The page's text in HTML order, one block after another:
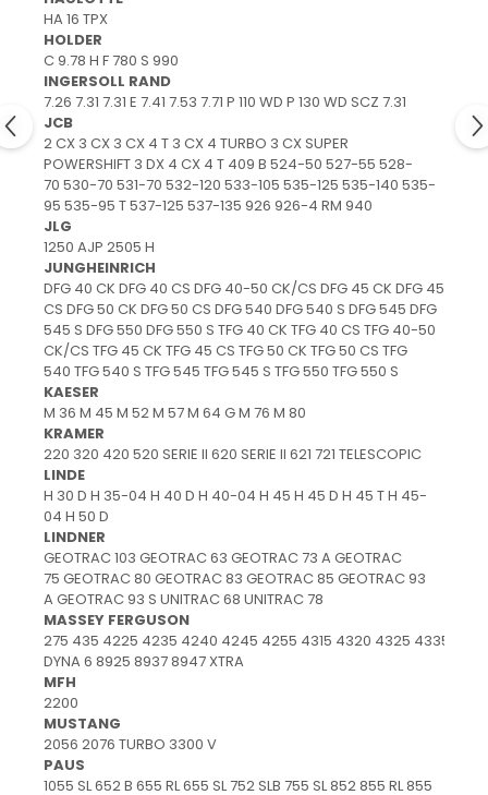
HA 16 TPX
HOLDER
C 9.78 H F 780 S 990
INGERSOLL RAND
7.26 7.31 7.31 E 7.41 7.53 7.71 P 110 WD P 130 WD SCZ 7.31
JCB
2 CX 3 CX 3 CX 4 T 3 CX 4 TURBO 3 CX SUPER
POWERSHIFT 3 DX 4 CX 4 T 409 B 524-50 527-55 528-
70 530-70 531-70 532-120 533-105 535-125 535-140 535-
95 535-95 T 537-125 537-135 926 926-4 RM 940
JLG
1250 AJP 2505 H
JUNGHEINRICH
DFG 40 CK DFG 40 CS DFG 40-50 CK/CS DFG 45 CK DFG 45
CS DFG 50 CK DFG 50 CS DFG 540 DFG 540 S DFG 545 DFG
545 S DFG 550 DFG 550 S TFG 40 CK TFG 40 CS TFG 40-50
CK/CS TFG 45 CK TFG 45 CS TFG 50 CK TFG 50 CS TFG
540 TFG 540 S TFG 545 TFG 545 S TFG 550 TFG 550 S
KAESER
M 36 M 45 M 52 M 57 M 64 G M 76 M 80
KRAMER
220 320 420 520 SERIE II 620 SERIE II 621 721 TELESCOPIC
LINDE
H 30 D H 35-04 H 40 D H 40-04 H 45 H 45 D H 45 T H 45-
04 H 50 D
LINDNER
GEOTRAC 103 GEOTRAC 63 GEOTRAC 73 A GEOTRAC
75 GEOTRAC 80 GEOTRAC 83 GEOTRAC 85 GEOTRAC 93
A GEOTRAC 93 S UNITRAC 68 UNITRAC 78
MASSEY FERGUSON
275 435 4225 4235 4240 4245 4255 4315 4320 4325 4335
DYNA 6 8925 8937 8947 XTRA
MFH
2200
MUSTANG
2056 2076 TURBO 3300 V
PAUS
1055 SL 652 B 655 RL 655 SL 752 SLB 755 SL 852 855 RL 855